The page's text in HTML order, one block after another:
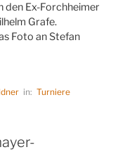
den Ex-Forchheimer
Grafe.
Foto an Stefan
in:Turniere